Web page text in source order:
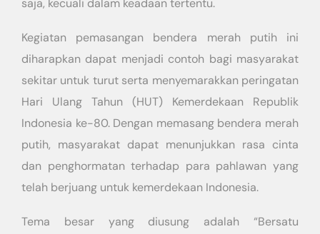
saja, kecuali dalam keadaan tertentu.
Kegiatan pemasangan bendera merah putih ini
diharapkan dapat menjadi contoh bagi masyarakat
sekitar untuk turut serta menyemarakkan peringatan
Hari Ulang Tahun (HUT) Kemerdekaan Republik
Indonesia ke-80. Dengan memasang bendera merah
putih, masyarakat dapat menunjukkan rasa cinta
dan penghormatan terhadap para pahlawan yang
telah berjuang untuk kemerdekaan Indonesia.
Tema besar yang diusung adalah “Bersatu